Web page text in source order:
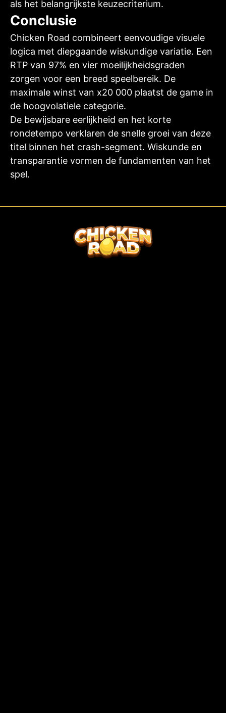
als het belangrijkste keuzecriterium.
Conclusie
Chicken Road combineert eenvoudige visuele
logica met diepgaande wiskundige variatie. Een
RTP van 97% en vier moeilijkheidsgraden
zorgen voor een breed speelbereik. De
maximale winst van x20 000 plaatst de game in
de hoogvolatiele categorie.
De bewijsbare eerlijkheid en het korte
rondetempo verklaren de snelle groei van deze
titel binnen het crash-segment. Wiskunde en
transparantie vormen de fundamenten van het
spel.